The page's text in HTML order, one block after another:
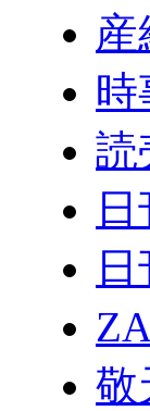
産
時
読
敬